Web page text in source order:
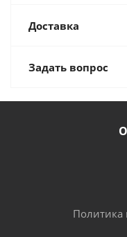
Доставка
Задать вопрос
Политика